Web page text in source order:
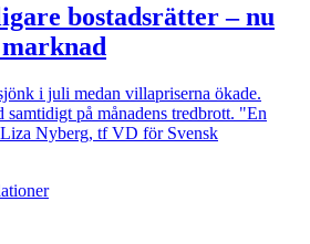
bostadsrätter – nu
i juli medan villapriserna ökade.
samtidigt på månadens tredbrott. "En
Nyberg, tf VD för Svensk